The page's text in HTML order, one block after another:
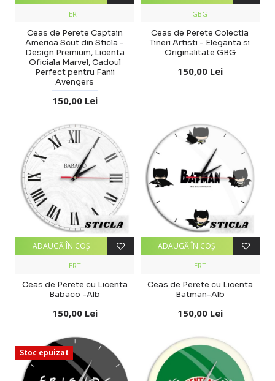
ERT
Ceas de Perete Captain
America Scut din Sticla -
Design Premium, Licenta
Oficiala Marvel, Cadoul
Perfect pentru Fanii
Avengers
150,00 Lei
GBG
Ceas de Perete Colectia
Tineri Artisti - Eleganta si
Originalitate GBG
150,00 Lei
ERT
Ceas de Perete cu Licenta
Babaco -Alb
150,00 Lei
ADAUGĂ ÎN COŞ
ERT
Ceas de Perete cu Licenta
Batman-Alb
150,00 Lei
ADAUGĂ ÎN COŞ
Stoc epuizat